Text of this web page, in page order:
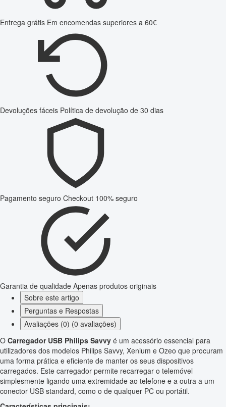
Entrega grátis Em encomendas superiores a 60€
Devoluções fáceis Política de devolução de 30 dias
Pagamento seguro Checkout 100% seguro
Garantia de qualidade Apenas produtos originais
Sobre este artigo
Perguntas e Respostas
Avaliações (0) (0 avaliações)
O Carregador USB Philips Savvy é um acessório essencial para
utilizadores dos modelos Philips Savvy, Xenium e Ozeo que procuram
uma forma prática e eficiente de manter os seus dispositivos
carregados. Este carregador permite recarregar o telemóvel
simplesmente ligando uma extremidade ao telefone e a outra a um
conector USB standard, como o de qualquer PC ou portátil.